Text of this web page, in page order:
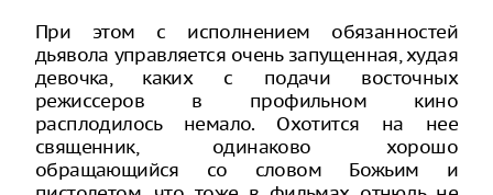
При этом с исполнением обязанностей
дьявола управляется очень запущенная, худая
девочка, каких с подачи восточных
режиссеров в профильном кино
расплодилось немало. Охотится на нее
священник, одинаково хорошо
обращающийся со словом Божьим и